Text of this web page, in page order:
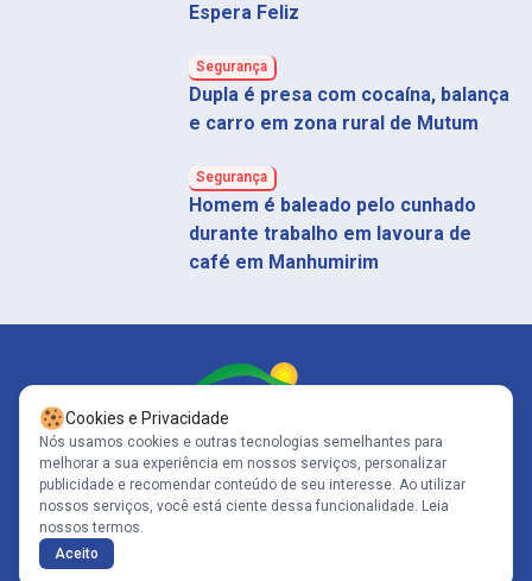
Espera Feliz
Segurança
Dupla é presa com cocaína, balança
e carro em zona rural de Mutum
Segurança
Homem é baleado pelo cunhado
durante trabalho em lavoura de
café em Manhumirim
Siga-nos
Copyright© 2005-2026 - Portal Caparaó - CNPJ: 10.570.353/0001-80 | Todos
os direitos reservados .
Cookies e Privacidade
Nós usamos cookies e outras tecnologias semelhantes para
melhorar a sua experiência em nossos serviços, personalizar
publicidade e recomendar conteúdo de seu interesse. Ao utilizar
nossos serviços, você está ciente dessa funcionalidade. Leia
nossos termos.
Aceito